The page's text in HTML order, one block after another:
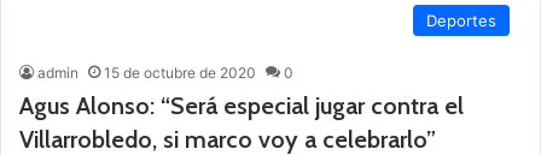
Deportes
admin 15 de octubre de 2020 0
Agus Alonso: “Será especial jugar contra el
Villarrobledo, si marco voy a celebrarlo”